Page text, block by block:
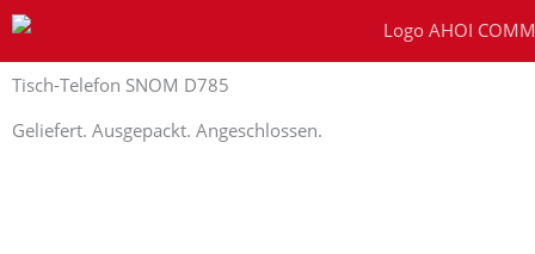
Zum
springen
Tisch-Telefon SNOM D785
Geliefert. Ausgepackt. Angeschlossen.